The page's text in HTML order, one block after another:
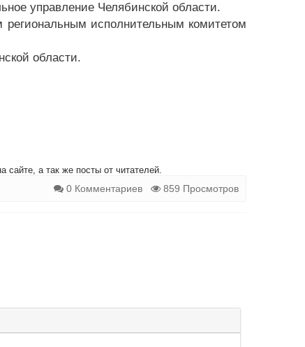
управление Челябинской области.
региональным исполнительным комитетом
области.
сайте, а так же посты от читателей.
0 Комментариев 859 Просмотров